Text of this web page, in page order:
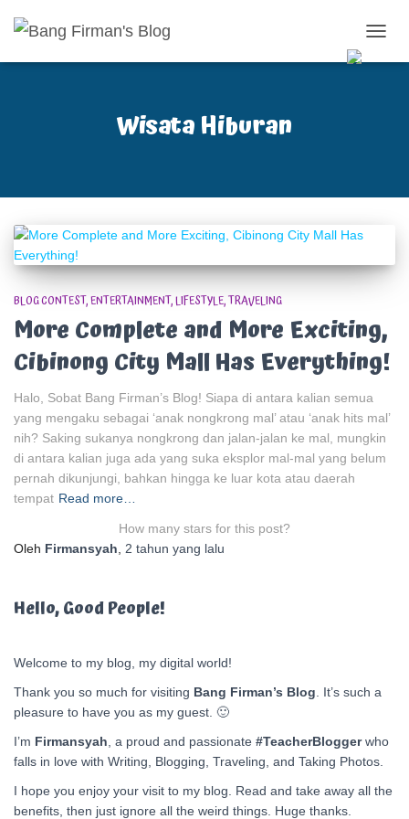
Wisata Hiburan
BLOG CONTEST ENTERTAINMENT LIFESTYLE TRAVELING
More Complete and More Exciting,
Cibinong City Mall Has Everything!
Halo, Sobat Bang Firman’s Blog! Siapa di antara kalian semua
yang mengaku sebagai ‘anak nongkrong mal’ atau ‘anak hits mal’
nih? Saking sukanya nongkrong dan jalan-jalan ke mal, mungkin
di antara kalian juga ada yang suka eksplor mal-mal yang belum
pernah dikunjungi, bahkan hingga ke luar kota atau daerah
tempat Read more…
How many stars for this post?
Oleh Firmansyah 2 tahun yang lalu
Hello, Good People!
Welcome to my blog, my digital world!
Thank you so much for visiting Bang Firman’s Blog . It’s such a
pleasure to have you as my guest. 🙂
I’m Firmansyah , a proud and passionate #TeacherBloggerwho
falls in love with Writing, Blogging, Traveling, and Taking Photos.
I hope you enjoy your visit to my blog. Read and take away all the
benefits, then just ignore all the weird things. Huge thanks.